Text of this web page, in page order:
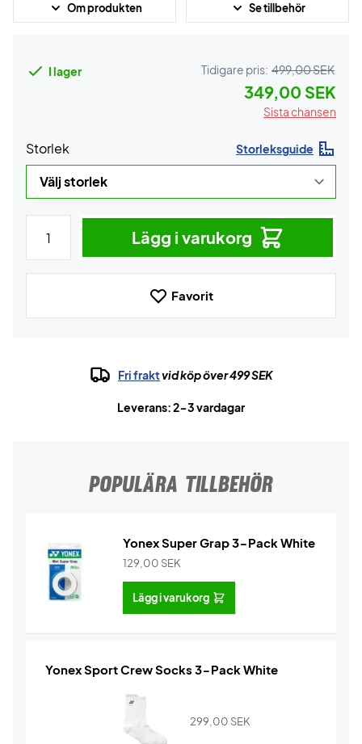
Om produkten Se tillbehör
I lager Tidigare pris: 499,00 SEK
349,00 SEK
Sista chansen
Storlek Storleksguide
Lägg i varukorg
Favorit
Fri fraktvid köp över 499 SEK
Leverans: 2-3 vardagar
POPULÄRA TILLBEHÖR
Yonex Super Grap 3-Pack White
129,00 SEK
Lägg i varukorg
Yonex Sport Crew Socks 3-Pack White
299,00 SEK